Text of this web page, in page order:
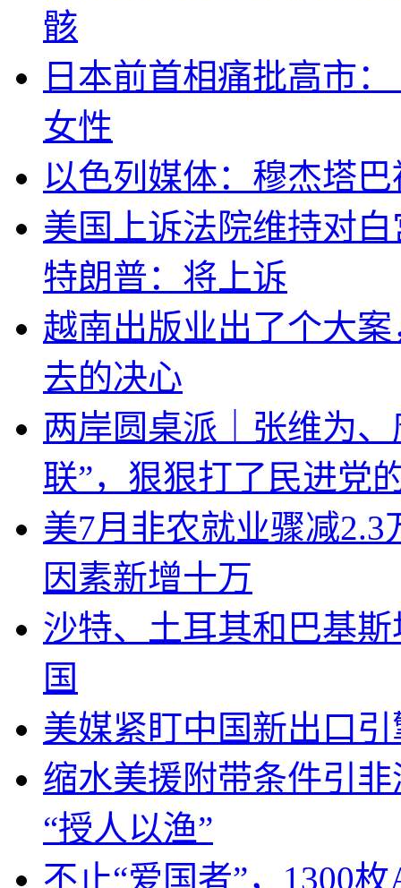
骸
日本前首相痛批高市
女性
以色列媒体：穆杰塔
美国上诉法院维持对
特朗普：将上诉
越南出版业出了个大
去的决心
两岸圆桌派｜张维为
联”，狠狠打了民进党
美7月非农就业骤减
因素新增十万
沙特、土耳其和巴基
国
美媒紧盯中国新出口
缩水美援附带条件引
“授人以渔”
不止“爱国者”，1300